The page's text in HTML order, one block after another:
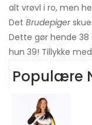
alt vrøvl i ro, men
Det Brudepiger
Dette gør hende
hun 39! Tillykke
Populære